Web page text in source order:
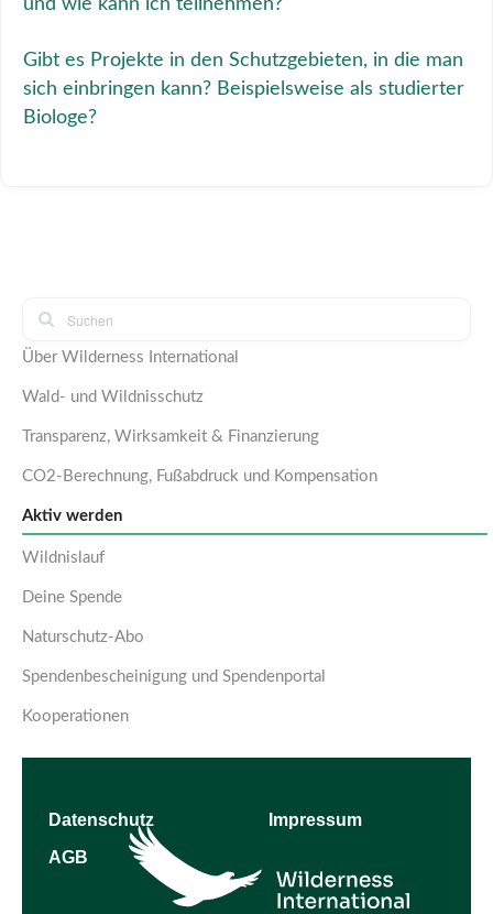
Gibt es Projekte in den Schutzgebieten, in die man
sich einbringen kann? Beispielsweise als studierter
Biologe?
Über Wilderness International
Wald- und Wildnisschutz
Transparenz, Wirksamkeit & Finanzierung
CO2-Berechnung, Fußabdruck und Kompensation
Aktiv werden
Wildnislauf
Deine Spende
Naturschutz-Abo
Spendenbescheinigung und Spendenportal
Kooperationen
Datenschutz
Impressum
AGB